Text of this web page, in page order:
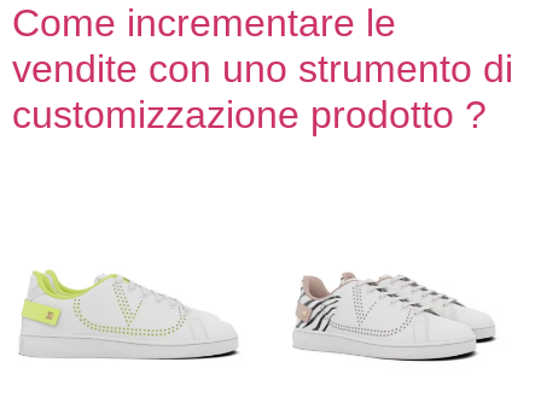
Come incrementare le
vendite con uno strumento di
customizzazione prodotto ?